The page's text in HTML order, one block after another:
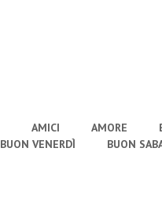
AMICI AMORE
BUON VENERDÌ BUON